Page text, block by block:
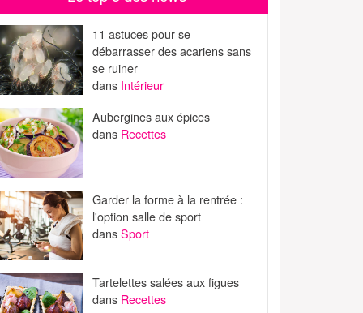
11 astuces pour se
débarrasser des acariens sans
se ruiner
dans Intérieur
Aubergines aux épices
dans Recettes
Garder la forme à la rentrée :
l'option salle de sport
dansSport
Tartelettes salées aux figues
dans Recettes